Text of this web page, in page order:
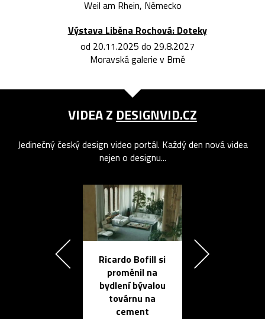
Weil am Rhein, Německo
Výstava Liběna Rochová: Doteky
od 20.11.2025 do 29.8.2027
Moravská galerie v Brně
VIDEA Z DESIGNVID.CZ
Jedinečný český design video portál. Každý den nová videa
nejen o designu...
Ricardo Bofill si
proměnil na
bydlení bývalou
továrnu na
cement